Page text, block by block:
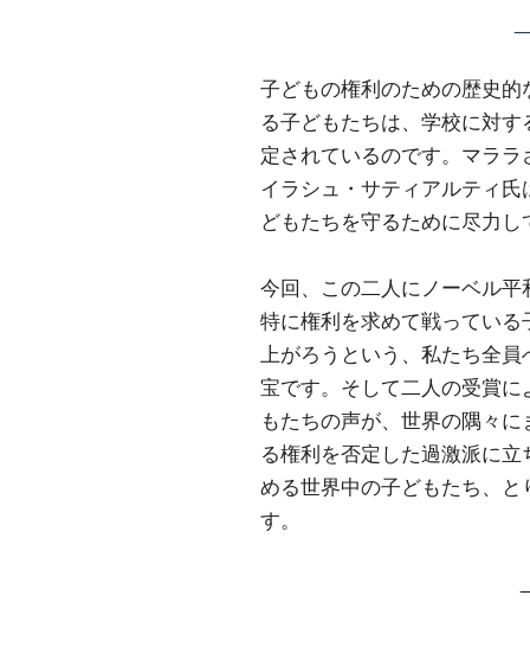
子どもの権利のための歴史
る子どもたちは、学校に対
定されているのです。マラ
イラシュ・サティアルティ
どもたちを守るために尽力
今回、この二人にノーベル
特に権利を求めて戦ってい
上がろうという、私たち全
宝です。そして二人の受賞
もたちの声が、世界の隅々
る権利を否定した過激派に
める世界中の子どもたち、
す。